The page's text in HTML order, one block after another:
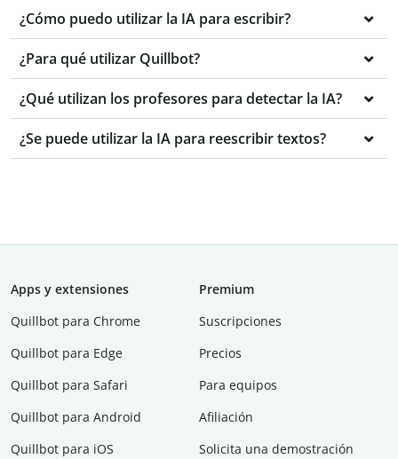
¿Cómo puedo utilizar la IA para escribir?
¿Para qué utilizar Quillbot?
¿Qué utilizan los profesores para detectar la IA?
¿Se puede utilizar la IA para reescribir textos?
Apps y extensiones
Quillbot para Chrome
Quillbot para Edge
Quillbot para Safari
Quillbot para Android
Quillbot para iOS
Premium
Suscripciones
Precios
Para equipos
Afiliación
Solicita una demostración